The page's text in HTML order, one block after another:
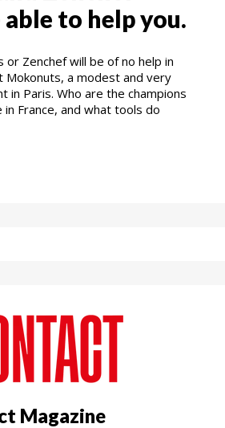
to help you.
or Zenchef will be of no help in
Mokonuts, a modest and very
in Paris. Who are the champions
France, and what tools do
Magazine